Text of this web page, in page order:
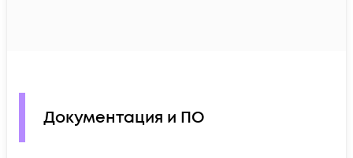
Документация и ПО